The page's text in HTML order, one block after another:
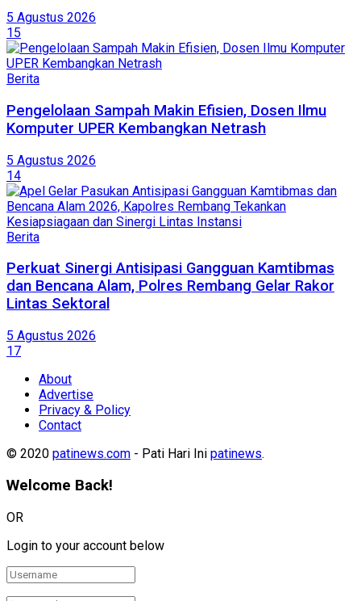
5 Agustus 2026
15
Berita
Pengelolaan Sampah Makin Efisien, Dosen Ilmu
Komputer UPER Kembangkan Netrash
5 Agustus 2026
14
Berita
Perkuat Sinergi Antisipasi Gangguan Kamtibmas
dan Bencana Alam, Polres Rembang Gelar Rakor
Lintas Sektoral
5 Agustus 2026
17
About
Advertise
Privacy & Policy
Contact
© 2020 patinews.com - Pati Hari Ini patinews.
Welcome Back!
OR
Login to your account below